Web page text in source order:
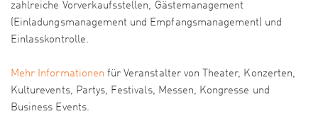
zahlreiche Vorverkaufsstellen, Gästemanagement
(Einladungsmanagement und Empfangsmanagement) und
Einlasskontrolle.
Mehr Informationen für Veranstalter von Theater, Konzerten,
Kulturevents, Partys, Festivals, Messen, Kongresse und
Business Events.